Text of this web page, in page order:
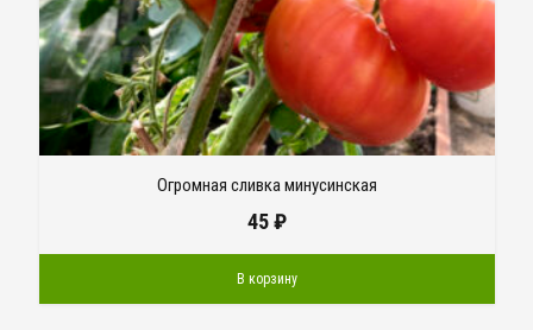
Огромная сливка минусинская
45₽
В корзину